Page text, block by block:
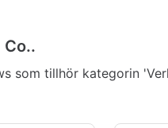
som tillhör kategorin